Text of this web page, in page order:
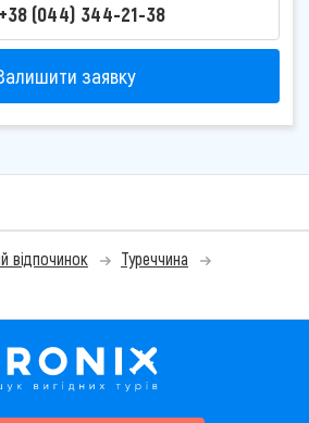
+38 (044) 344-21-38
заявку
відпочинок
Туреччина